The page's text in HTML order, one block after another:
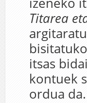
Titarea
itsas
kontuek
ordua